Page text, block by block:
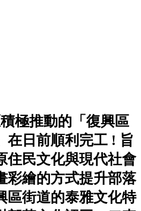
極推動的「復興區
在日前順利完工 ! 旨
住民文化與現代社會
彩繪的方式提升部落
區街道的泰雅文化特